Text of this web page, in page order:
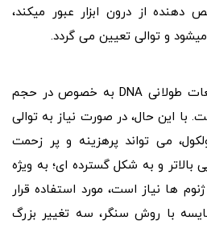
از درون ابزار عبور میکند،
و توالی تعیین می گردد.
تعیین توالی سنگر برای قطعات طولانی DNA به خصوص در حجم
این حال، در صورت نیاز به توالی
می تواند پرهزینه و پر زحمت
بالاتر و به شکل گسترده ای؛ به ویژه
ها نیاز است، مورد استفاده قرار
با روش سنگر، سه تغییر بزرگ